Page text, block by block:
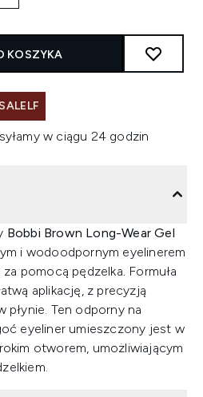
KOSZYKA
w ciągu 24 godzin
Bobbi Brown Long-Wear Gel
i wodoodpornym eyelinerem
za pomocą pędzelka. Formuła
aplikację, z precyzją
płynie. Ten odporny na
eyeliner umieszczony jest w
otworem, umożliwiającym